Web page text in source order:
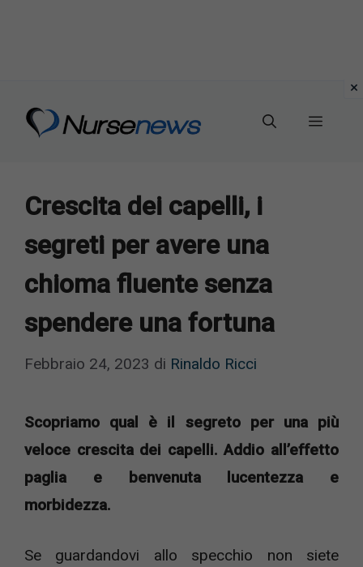
Menu
Crescita dei capelli, i
segreti per avere una
chioma fluente senza
spendere una fortuna
Febbraio 24, 2023 di Rinaldo Ricci
Scopriamo qual è il segreto per una più
veloce crescita dei capelli. Addio all’effetto
paglia e benvenuta lucentezza e
morbidezza.
Se guardandovi allo specchio non siete